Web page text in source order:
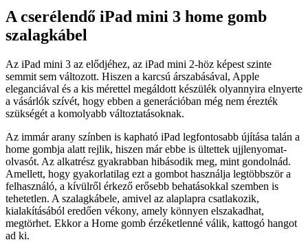
A cserélendő iPad mini 3 home gomb
szalagkábel
Az iPad mini 3 az elődjéhez, az iPad mini 2-höz képest szinte
semmit sem változott. Hiszen a karcsú árszabásával, Apple
eleganciával és a kis mérettel megáldott készülék olyannyira elnyerte
a vásárlók szívét, hogy ebben a generációban még nem érezték
szükségét a komolyabb változtatásoknak.
Az immár arany színben is kapható iPad legfontosabb újítása talán a
home gombja alatt rejlik, hiszen már ebbe is ültettek ujjlenyomat-
olvasót. Az alkatrész gyakrabban hibásodik meg, mint gondolnád.
Amellett, hogy gyakorlatilag ezt a gombot használja legtöbbször a
felhasználó, a kívülről érkező erősebb behatásokkal szemben is
tehetetlen. A szalagkábele, amivel az alaplapra csatlakozik,
kialakításából eredően vékony, amely könnyen elszakadhat,
megtörhet. Ekkor a Home gomb érzéketlenné válik, kattogó hangot
ad ki.